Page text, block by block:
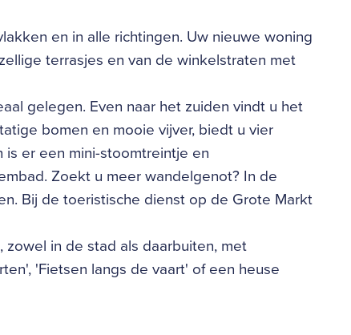
en in alle richtingen. Uw nieuwe woning
terrasjes en van de winkelstraten met
gelegen. Even naar het zuiden vindt u het
bomen en mooie vijver, biedt u vier
er een mini-stoomtreintje en
Zoekt u meer wandelgenot? In de
Bij de toeristische dienst op de Grote Markt
in de stad als daarbuiten, met
'Fietsen langs de vaart' of een heuse